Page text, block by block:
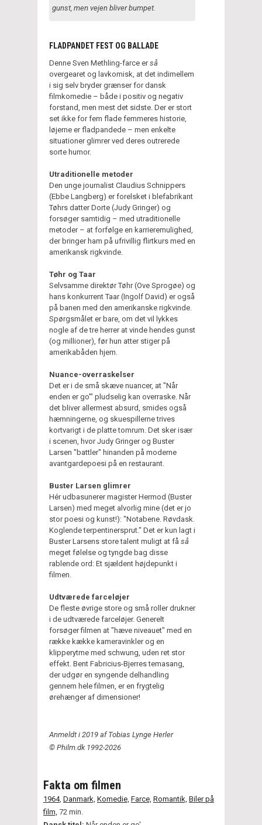
gunst, men vejen bliver bumpet.
FLADPANDET FEST OG BALLADE
Denne Sven Methling-farce erså
overgearet og lavkomisk, at det indimellem
i sig selv bryder grænser for dansk
filmkomedie – både i positiv og negativ
forstand, men mest det sidste. Der er stort
set ikke for fem flade femmeres historie,
løjerne er fladpandede – men enkelte
situationer glimrer ved deres outrerede
sorte humor.
Utraditionelle metoder
Den unge journalist Claudius Schnippers
(Ebbe Langberg) er forelsket i blefabrikant
Tøhrs datter Dorte (Judy Gringer) og
forsøger samtidig – med utraditionelle
metoder – at forfølge en karrieremulighed,
der bringer ham på ufrivillig flirtkurs med en
amerikansk rigkvinde.
Tøhr og Taar
Selvsamme direktør Tøhr (Ove Sprogøe) og
hans konkurrent Taar (Ingolf David) er også
på banen med den amerikanske rigkvinde.
Spørgsmålet er bare, om det vil lykkes
nogle af de tre herrer at vinde hendes gunst
(og millioner), før hun atter stiger på
amerikabåden hjem.
Nuance-overraskelser
Det er i de små skæve nuancer, at "Når
enden er go'" pludselig kan overraske. Når
det bliver allermest absurd, smides også
hæmningerne, og skuespillerne trives
kortvarigt i de platte tomrum. Det sker især
i scenen, hvor Judy Gringer og Buster
Larsen "battler" hinanden på moderne
avantgardepoesi på en restaurant.
Buster Larsen glimrer
Hér udbasunerer magister Hermod (Buster
Larsen) med meget alvorlig mine (det er jo
stor poesi og kunst!): "Notabene. Røvdask.
Koglende terpentinersprut." Det er kun lagt i
Buster Larsens store talent muligt at få så
meget følelse og tyngde bag disse
rablende ord: Et sjældent højdepunkt i
filmen.
Udtværede farceløjer
De fleste øvrige store og små roller drukner
i de udtværede farceløjer. Generelt
forsøger filmen at "hæve niveauet" med en
række kække kameravinkler og en
klipperytme med schwung, uden ret stor
effekt. Bent Fabricius-Bjerres temasang,
der udgør en syngende delhandling
gennem hele filmen, er en frygtelig
ørehænger af dimensioner!
Anmeldt i 2019 af Tobias Lynge Herler
© Philm.dk 1992-2026
Fakta om filmen
1964, Danmark, Komedie, Farce, Romantik, Biler på
film, 72 min.